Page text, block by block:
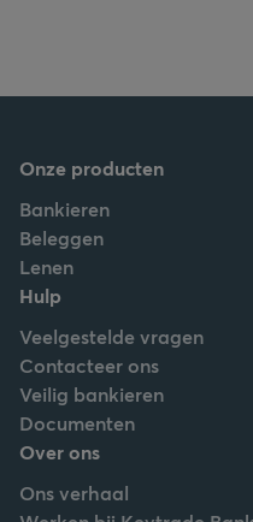
Onze producten
Bankieren
Beleggen
Lenen
Hulp
Veelgestelde vragen
Contacteer ons
Veilig bankieren
Documenten
Over ons
Ons verhaal